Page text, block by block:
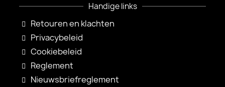
Handige links
Retouren en klachten
Privacybeleid
Cookiebeleid
Reglement
Nieuwsbriefreglement